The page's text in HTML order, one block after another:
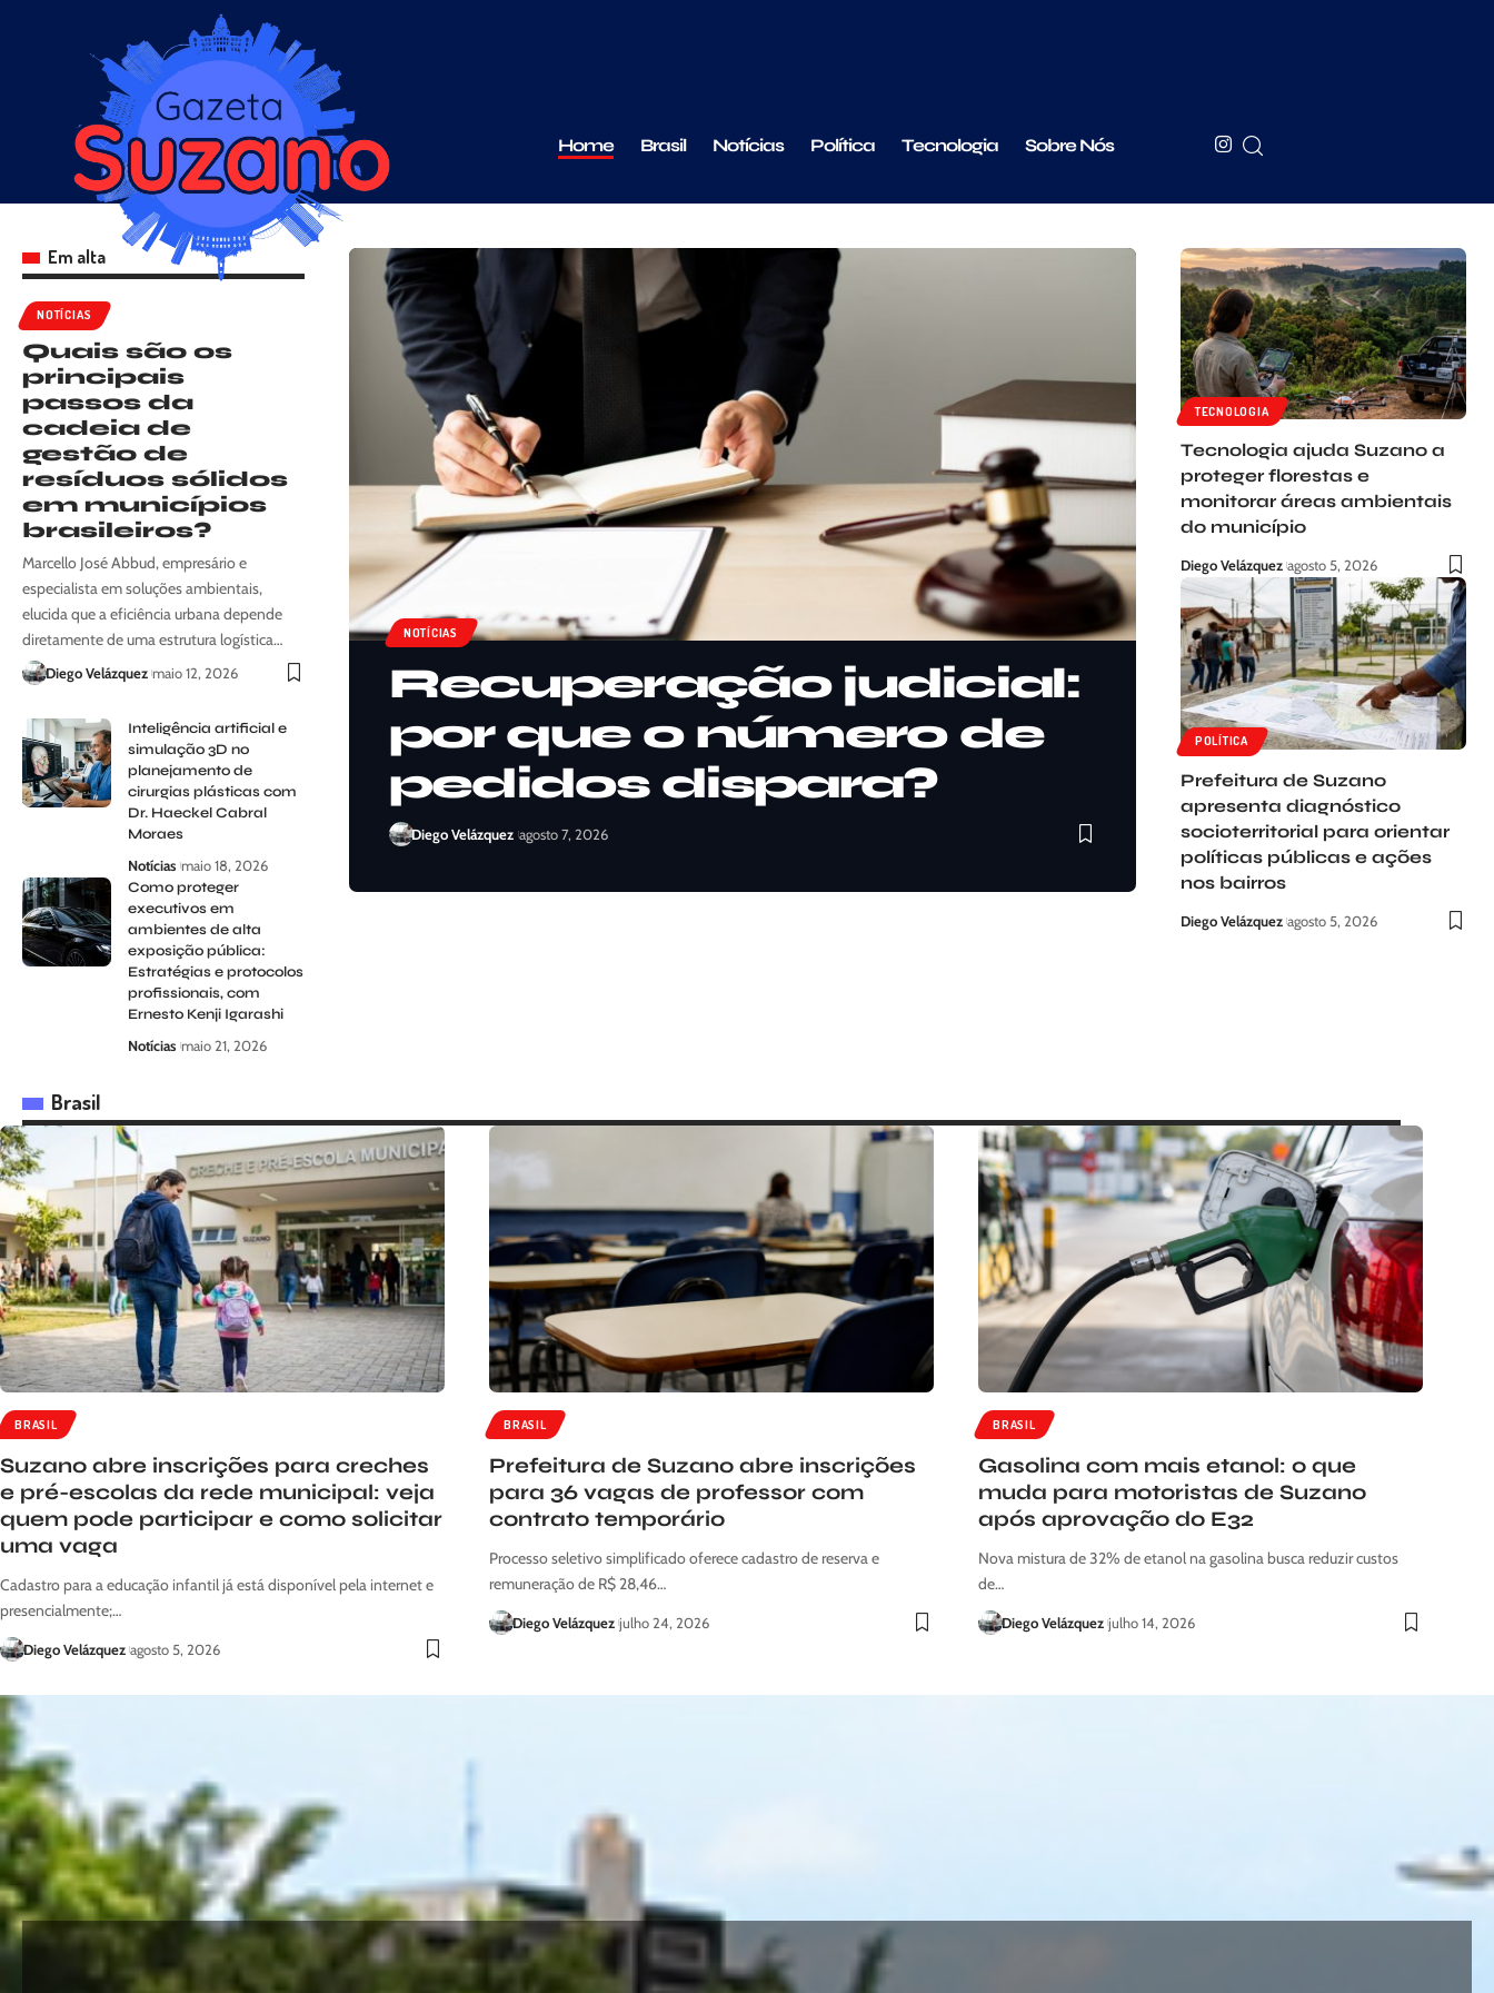
Home Brasil Notícias Política Tecnologia Sobre Nós
Em alta
NOTÍCIAS
Quais são os
principais
passos da
cadeia de
gestão de
resíduos sólidos
em municípios
brasileiros?
Marcello José Abbud, empresário e
especialista em soluções ambientais,
elucida que a eficiência urbana depende
diretamente de uma estrutura logística…
Diego Velázquez maio 12, 2026
Inteligência artificial e
simulação 3D no
planejamento de
cirurgias plásticas com
Dr. Haeckel Cabral
Moraes
Notícias maio 18, 2026
Como proteger
executivos em
ambientes de alta
exposição pública:
Estratégias e protocolos
profissionais, com
Ernesto Kenji Igarashi
Notícias maio 21, 2026
NOTÍCIAS
Recuperação judicial:
por que o número de
pedidos dispara?
Diego Velázquez agosto 7, 2026
TECNOLOGIA
Tecnologia ajuda Suzano a
proteger florestas e
monitorar áreas ambientais
do município
Diego Velázquez agosto 5, 2026
POLÍTICA
Prefeitura de Suzano
apresenta diagnóstico
socioterritorial para orientar
políticas públicas e ações
nos bairros
Diego Velázquez agosto 5, 2026
Brasil
BRASIL
Suzano abre inscrições para creches
e pré-escolas da rede municipal: veja
quem pode participar e como solicitar
uma vaga
Cadastro para a educação infantil já está disponível pela internet e
presencialmente;…
Diego Velázquez agosto 5, 2026
BRASIL
Prefeitura de Suzano abre inscrições
para 36 vagas de professor com
contrato temporário
Processo seletivo simplificado oferece cadastro de reserva e
remuneração de R$ 28,46…
Diego Velázquez julho 24, 2026
BRASIL
Gasolina com mais etanol: o que
muda para motoristas de Suzano
após aprovação do E32
Nova mistura de 32% de etanol na gasolina busca reduzir custos
de…
Diego Velázquez julho 14, 2026